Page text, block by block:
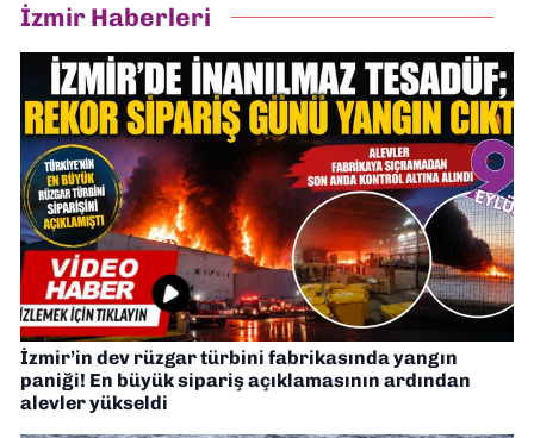
İzmir Haberleri
İzmir’in dev rüzgar türbini fabrikasında yangın
paniği! En büyük sipariş açıklamasının ardından
alevler yükseldi